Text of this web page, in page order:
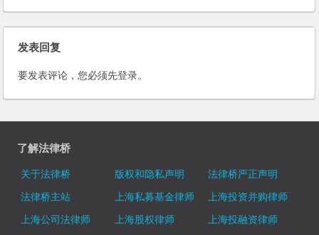
发表回复
要发表评论，您必须先登录。
了解法律桥
关于法律桥 版权和隐私声明
法律桥严正声明
法律桥主站
上海私募基金律师
上海投资并购律师
上海公司法律师
上海股权律师
上海投融资律师